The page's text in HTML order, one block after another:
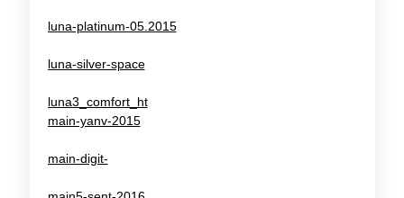
luna-platinum-05.2015
luna-silver-space
luna3_comfort_ht
main-yanv-2015
main-digit-